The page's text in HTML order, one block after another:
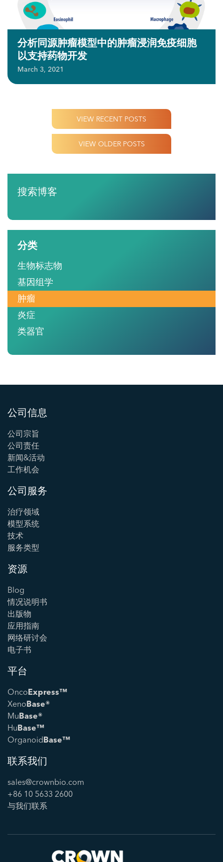
分析同源肿瘤模型中的肿瘤浸润免疫细胞
以支持药物开发
March 3, 2021
VIEW RECENT POSTS
VIEW OLDER POSTS
搜索博客
分类
生物标志物
基因组学
肿瘤
炎症
类器官
公司信息
公司宗旨
公司责任
新闻&活动
工作机会
公司服务
治疗领域
模型系统
技术
服务类型
资源
Blog
情况说明书
出版物
应用指南
网络研讨会
电子书
平台
OncoExpress™
XenoBase®
MuBase®
HuBase™
OrganoidBase™
联系我们
sales@crownbio.com
+86 10 5633 2600
与我们联系